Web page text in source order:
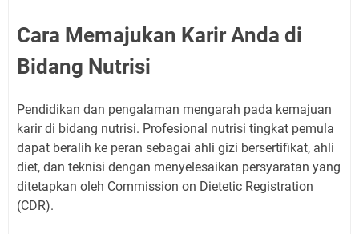
Cara Memajukan Karir Anda di
Bidang Nutrisi
Pendidikan dan pengalaman mengarah pada kemajuan
karir di bidang nutrisi. Profesional nutrisi tingkat pemula
dapat beralih ke peran sebagai ahli gizi bersertifikat, ahli
diet, dan teknisi dengan menyelesaikan persyaratan yang
ditetapkan oleh Commission on Dietetic Registration
(CDR).